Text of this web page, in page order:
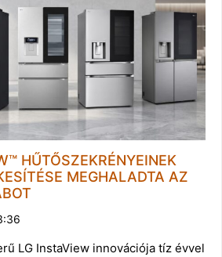
HŰTŐSZEKRÉNYEINEK
MEGHALADTA AZ
LG InstaView innovációja tíz évvel